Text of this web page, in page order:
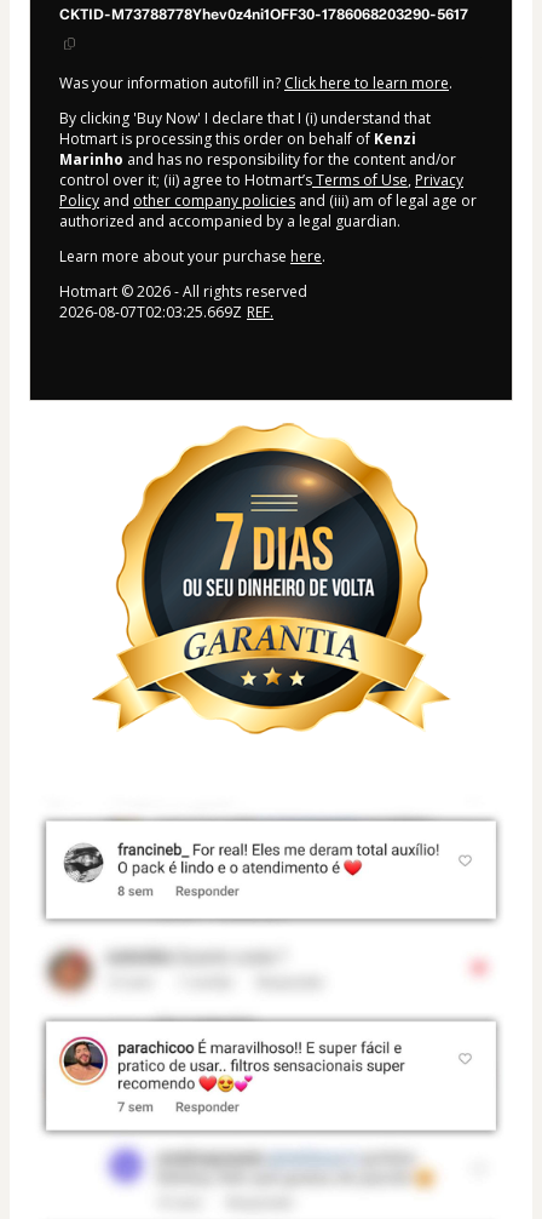
CKTID-M73788778Yhev0z4ni1OFF30-1786068203290-5617
Was your information autofill in? Click here to learn more.
By clicking 'Buy Now' I declare that I (i) understand that
Hotmart is processing this order on behalf of Kenzi
Marinho and has no responsibility for the content and/or
control over it; (ii) agree to Hotmart’sTerms of Use, Privacy
Policy and other company policies and (iii) am of legal age or
authorized and accompanied by a legal guardian.
Learn more about your purchase here.
Hotmart ©2026- All rights reserved
2026-08-07T02:03:25.669Z REF.